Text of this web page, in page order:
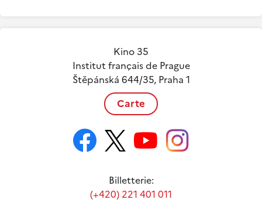
Kino 35
Institut français de Prague
Štěpánská 644/35, Praha 1
Carte
Billetterie:
(+420) 221 401 011